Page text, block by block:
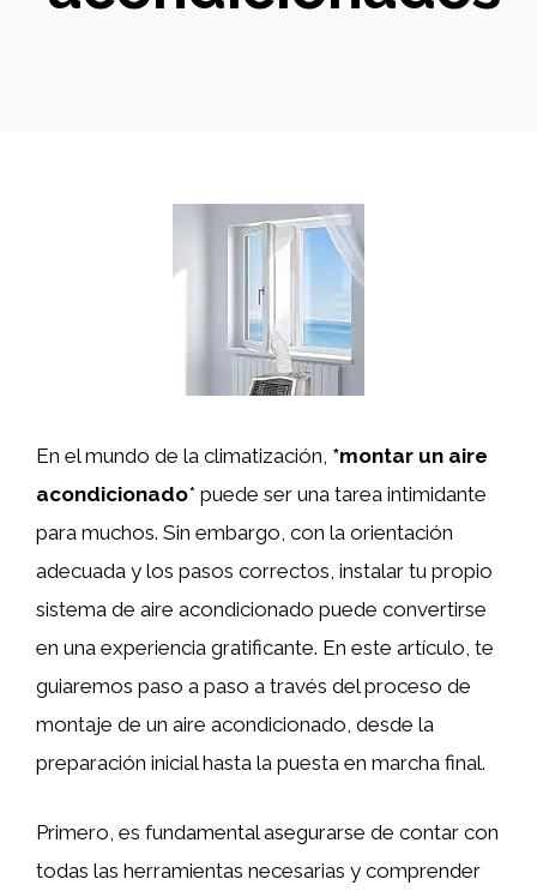
En el mundo de la climatización, *montar un aire
acondicionado* puede ser una tarea intimidante
para muchos. Sin embargo, con la orientación
adecuada y los pasos correctos, instalar tu propio
sistema de aire acondicionado puede convertirse
en una experiencia gratificante. En este artículo, te
guiaremos paso a paso a través del proceso de
montaje de un aire acondicionado, desde la
preparación inicial hasta la puesta en marcha final.
Primero, es fundamental asegurarse de contar con
todas las herramientas necesarias y comprender